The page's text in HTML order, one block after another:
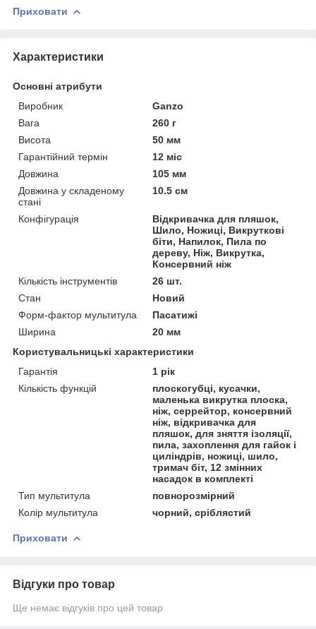
Приховати
Характеристики
Основні атрибути
Виробник
Ganzo
Вага
260 г
Висота
50 мм
Гарантійний термін
12 міс
Довжина
105 мм
Довжина у складеному
стані
10.5 см
Конфігурація
Відкривачка для пляшок,
Шило, Ножиці, Викруткові
біти, Напилок, Пила по
дереву, Ніж, Викрутка,
Консервний ніж
Кількість інструментів
26 шт.
Стан
Новий
Форм-фактор мультитула
Пасатижі
Ширина
20 мм
Користувальницькі характеристики
Гарантія
1 рік
Кількість функцій
плоскогубці, кусачки,
маленька викрутка плоска,
ніж, серрейтор, консервний
ніж, відкривачка для
пляшок, для зняття ізоляції,
пила, захоплення для гайок і
циліндрів, ножиці, шило,
тримач біт, 12 змінних
насадок в комплекті
Тип мультитула
повнорозмірний
Колір мультитула
чорний, сріблястий
Приховати
Відгуки про товар
Ще немає відгуків про цей товар